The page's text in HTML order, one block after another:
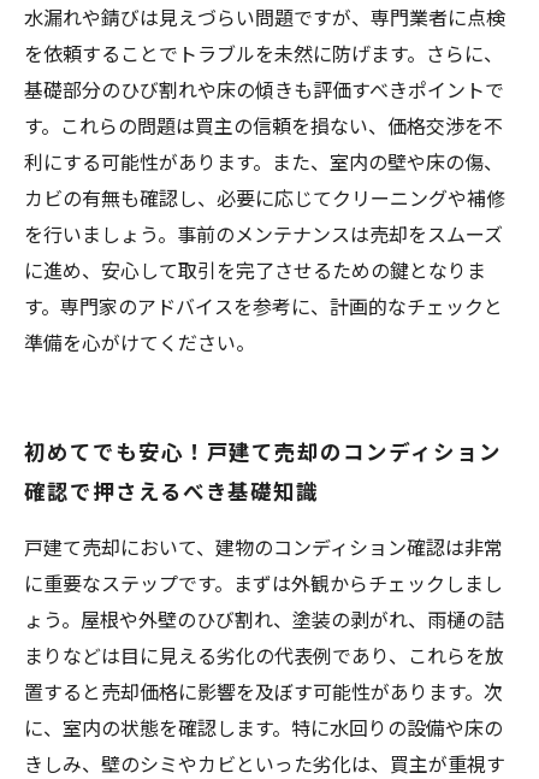
水漏れや錆びは見えづらい問題ですが、専門業者に点検
を依頼することでトラブルを未然に防げます。さらに、
基礎部分のひび割れや床の傾きも評価すべきポイントで
す。これらの問題は買主の信頼を損ない、価格交渉を不
利にする可能性があります。また、室内の壁や床の傷、
カビの有無も確認し、必要に応じてクリーニングや補修
を行いましょう。事前のメンテナンスは売却をスムーズ
に進め、安心して取引を完了させるための鍵となりま
す。専門家のアドバイスを参考に、計画的なチェックと
準備を心がけてください。
初めてでも安心！戸建て売却のコンディション
確認で押さえるべき基礎知識
戸建て売却において、建物のコンディション確認は非常
に重要なステップです。まずは外観からチェックしまし
ょう。屋根や外壁のひび割れ、塗装の剥がれ、雨樋の詰
まりなどは目に見える劣化の代表例であり、これらを放
置すると売却価格に影響を及ぼす可能性があります。次
に、室内の状態を確認します。特に水回りの設備や床の
きしみ、壁のシミやカビといった劣化は、買主が重視す